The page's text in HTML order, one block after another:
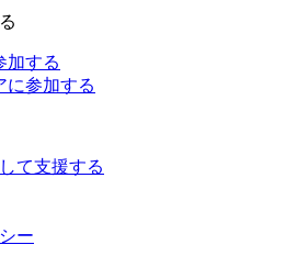
加する
に参加する
て支援する
ー